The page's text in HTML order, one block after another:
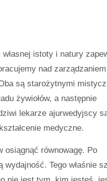
istoty i natury
nad zarządzaniem
są starożytnymi
żywiołów, a następnie
lekarze ajurwedyjscy
medyczne.
osiągnąć równowagę. Po
Tego właśnie